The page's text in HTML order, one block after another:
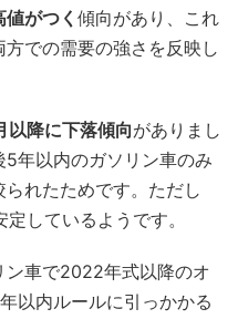
がつく 傾向があり、これ
での需要の強さを反映し
降に下落傾向がありまし
年以内のガソリン車のみ
れたためです。ただし
しているようです。
ン車で2022年式以降のオ
以内ルールに引っかかる